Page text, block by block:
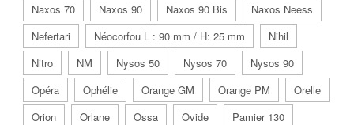
Naxos 70
Naxos 90 Naxos 90 Bis
Naxos Neess
Nefertari
Néocorfou L : 90 mm / H: 25 mm
Nihil
Nitro
NM Nysos 50 Nysos 70
Nysos 90
Opéra
Ophélie Orange GM Orange PM
Orelle
Orion
Orlane Ossa Ovide
Pamier 130